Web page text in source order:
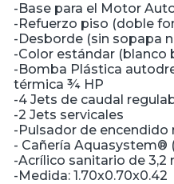
-Base para el Motor
-Refuerzo piso (doble
-Desborde (sin sopapa
-Color estándar (blanco
-Bomba Plástica
térmica ¾ HP
-4 Jets de caudal
-2 Jets servicales
-Pulsador de encendido
- Cañería Aquasystem®
-Acrílico sanitario de 3,2
-Medida: 1.70x0.70x0.42